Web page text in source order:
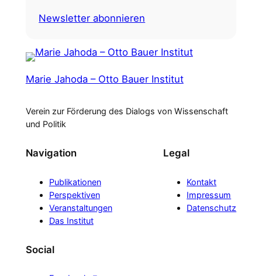
Newsletter abonnieren
Marie Jahoda – Otto Bauer Institut
Verein zur Förderung des Dialogs von Wissenschaft
und Politik
Navigation
Publikationen
Perspektiven
Veranstaltungen
Das Institut
Legal
Kontakt
Impressum
Datenschutz
Social